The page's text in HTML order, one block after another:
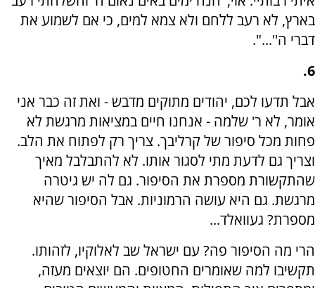
בארץ, לא רעב ללחם ולא צמא למים, כי אם לשמוע את
דברי ה''...".
6.
אבל תדעו לכם, יהודים מתוקים מדבש - ואת זה כבר אני
אומר, לא ר' שלמה - אנחנו חיים במציאות מרגשת לא
פחות מכל סיפור של קרליבך. צריך רק לפתוח את הלב.
וצריך גם לדעת מתי לסגור אותו. לא להתבלבל מאיך
שהתקשורת מספרת את הסיפור. גם לה יש גיטרה
מרגשת. גם היא עושה הרמוניות. אבל הסיפור שהיא
מספרת? געוואלד...
הרי מה הסיפור פה? עם ישראל שב לאלוקיו, לזהותו.
תקשיבו למה שאומרים החטופים. הם יוצאים מעזה,